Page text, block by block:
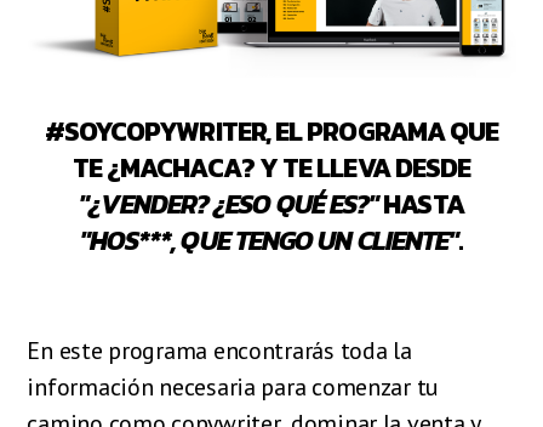
#SOYCOPYWRITER, EL PROGRAMA QUE
TE ¿MACHACA? Y TE LLEVA DESDE
"¿VENDER? ¿ESO QUÉ ES?"HASTA
"HOS***, QUE TENGO UN CLIENTE".
En este programa encontrarás toda la
información necesaria para comenzar tu